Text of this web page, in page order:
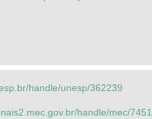
handle/unesp/362239
handle/mec/7451